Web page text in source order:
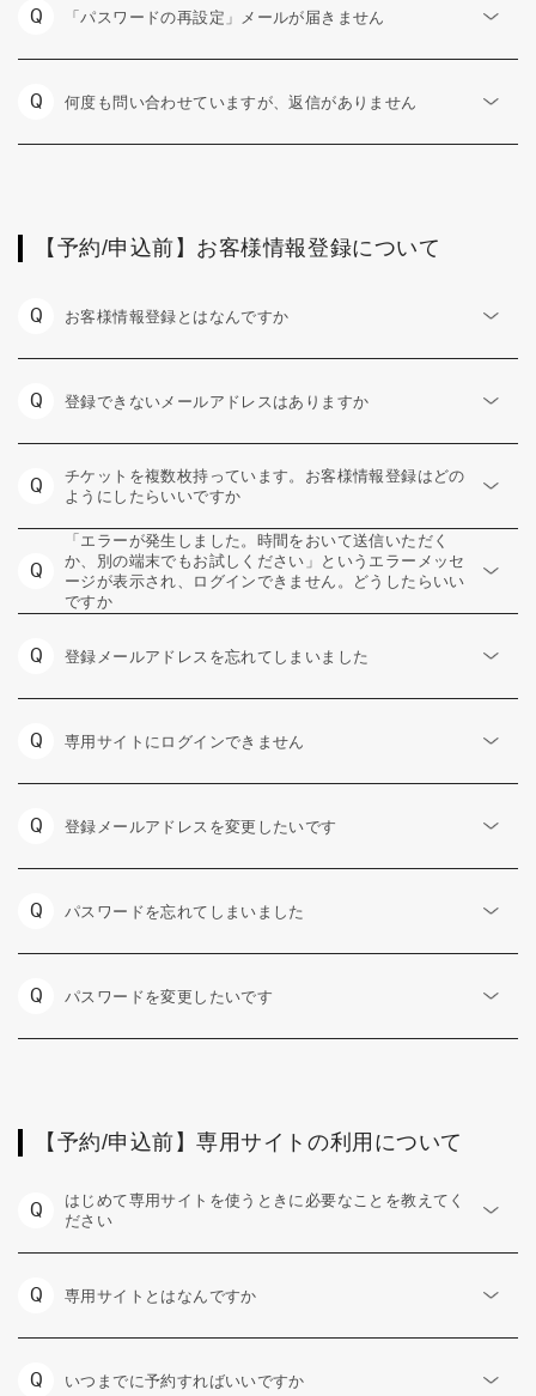
Q 「パスワードの再設定」メールが届きません
Q 何度も問い合わせていますが、返信がありません
【予約/申込前】お客様情報登録について
Q お客様情報登録とはなんですか
Q 登録できないメールアドレスはありますか
Q
チケットを複数枚持っています。お客様情報登録はどの
ようにしたらいいですか
Q
「エラーが発生しました。時間をおいて送信いただく
か、別の端末でもお試しください」というエラーメッセ
ージが表示され、ログインできません。どうしたらいい
ですか
Q 登録メールアドレスを忘れてしまいました
Q 専用サイトにログインできません
Q 登録メールアドレスを変更したいです
Q パスワードを忘れてしまいました
Q パスワードを変更したいです
【予約/申込前】専用サイトの利用について
Q
はじめて専用サイトを使うときに必要なことを教えてく
ださい
Q 専用サイトとはなんですか
Q いつまでに予約すればいいですか